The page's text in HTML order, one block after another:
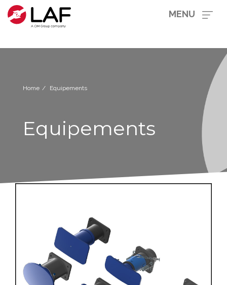
MENU
Home Equipements
Equipements